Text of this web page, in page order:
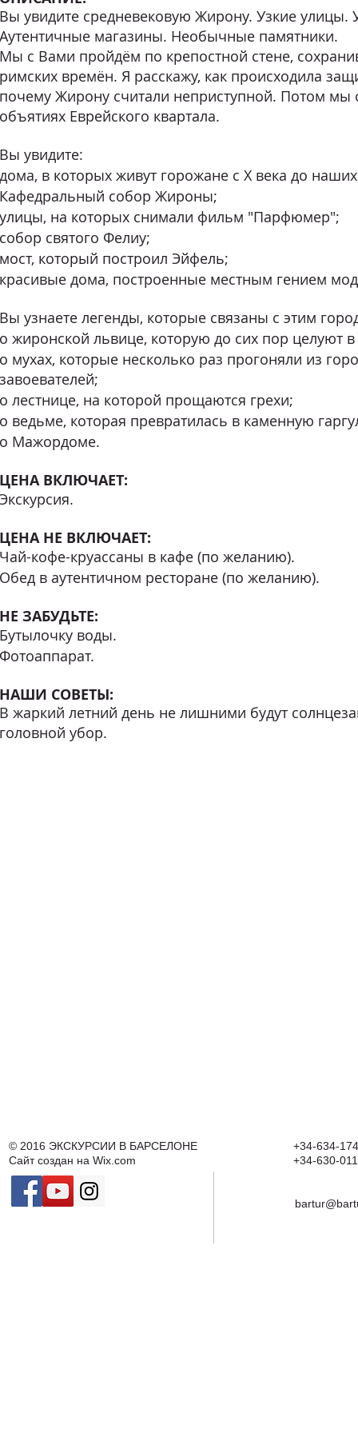
Вы увидите средневековую Жирону. Узкие улицы.
Аутентичные магазины. Необычные памятники.
Мы с Вами пройдём по крепостной стене,
римских времён. Я расскажу, как происходила
почему Жирону считали неприступной. Потом мы
объятиях Еврейского квартала.
Вы увидите:
дома, в которых живут горожане с X века до
Кафедральный собор Жироны;
улицы, на которых снимали фильм "Парфюмер";
собор святого Фелиу;
мост, который построил Эйфель;
красивые дома, построенные местным гением
Вы узнаете легенды, которые связаны с этим
о жиронской львице, которую до сих пор целуют
о мухах, которые несколько раз прогоняли из
завоевателей;
о лестнице, на которой прощаются грехи;
о ведьме, которая превратилась в каменную
о Мажордоме.
ЦЕНА ВКЛЮЧАЕТ:
Экскурсия.
ЦЕНА НЕ ВКЛЮЧАЕТ:
Чай-кофе-круассаны в кафе (по желанию).
Обед в аутентичном ресторане (по желанию).
НЕ ЗАБУДЬТЕ:
Бутылочку воды.
Фотоаппарат.
НАШИ СОВЕТЫ:
В жаркий летний день не лишними будут
головной убор.
© 2016 ЭКСКУРСИИ В БАРСЕЛОНЕ
Сайт создан на Wix.com
+34-634-
+34-630-